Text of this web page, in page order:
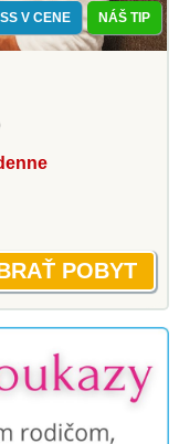
V CENE NÁŠ TIP